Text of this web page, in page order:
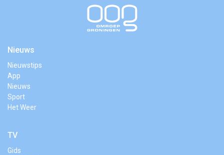
Nieuws
Nieuwstips
App
Nieuws
Sport
Het Weer
TV
Gids